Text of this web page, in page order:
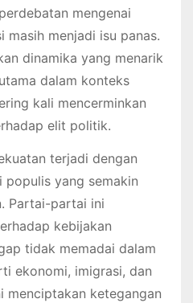
mengenai
masih menjadi isu panas.
dinamika yang menarik
dalam konteks
kali mencerminkan
elit politik.
terjadi dengan
yang semakin
Partai-partai ini
kebijakan
tidak memadai dalam
ekonomi, imigrasi, dan
menciptakan ketegangan